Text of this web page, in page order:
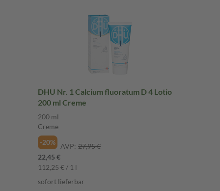
DHU Nr. 1 Calcium fluoratum D 4 Lotio
200 ml Creme
200 ml
Creme
-20%
AVP: 27,95 €
22,45 €
112,25 € / 1 l
sofort lieferbar